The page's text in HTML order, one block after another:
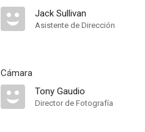
Jack Sullivan
Asistente de Dirección
Cámara
Tony Gaudio
Director de Fotografía